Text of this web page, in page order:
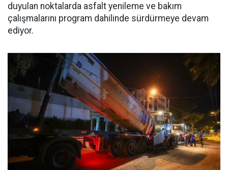
duyulan noktalarda asfalt yenileme ve bakım
çalışmalarını program dahilinde sürdürmeye devam
ediyor.